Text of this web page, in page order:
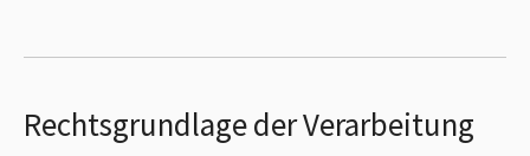
Rechtsgrundlage der Verarbeitung